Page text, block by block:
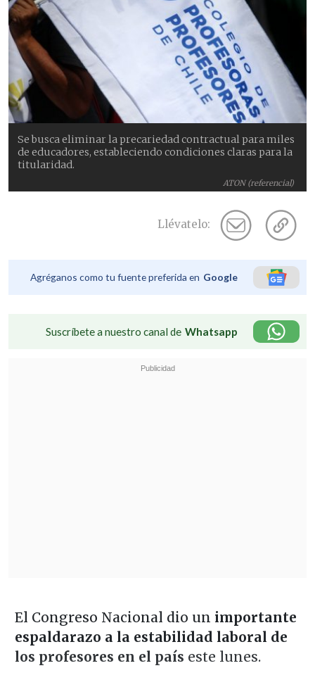
ATON (referencial)
Se busca eliminar la precariedad contractual para miles
de educadores, estableciendo condiciones claras para la
titularidad.
Llévatelo:
Agréganos como tu fuente preferida en Google
Suscríbete a nuestro canal de Whatsapp
El Congreso Nacional dio un importante
espaldarazo a la estabilidad laboral de
los profesores en el país este lunes.